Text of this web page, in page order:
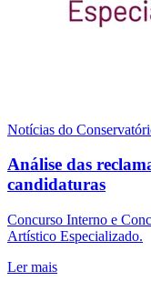
Notícias do
Análise das
candidaturas
Concurso Interno e
Artístico Especializado.
Ler mais